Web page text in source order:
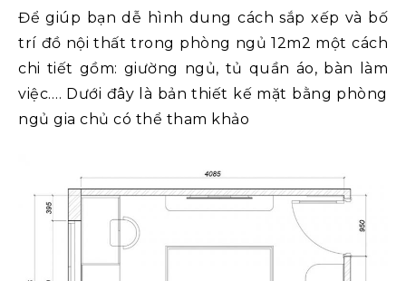
Để giúp bạn dễ hình dung cách sắp xếp và bố
trí đồ nội thất trong phòng ngủ 12m2 một cách
chi tiết gồm: giường ngủ, tủ quần áo, bàn làm
việc…. Dưới đây là bản thiết kế mặt bằng phòng
ngủ gia chủ có thể tham khảo